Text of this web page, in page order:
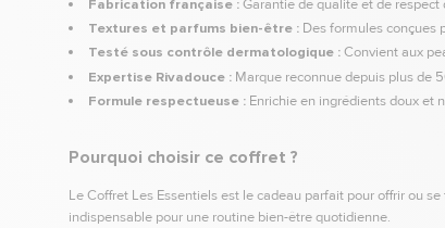
Fabrication française :Garantie de qualité et de respect
Textures et parfums bien-être :Des formules conçues
Testé sous contrôle dermatologique :Convient aux
Expertise Rivadouce :Marque reconnue depuis plus de
Formule respectueuse :Enrichie en ingrédients doux et
Pourquoi choisir ce coffret ?
Le Coffret Les Essentiels est le cadeau parfait pour offrir ou
indispensable pour une routine bien-être quotidienne.